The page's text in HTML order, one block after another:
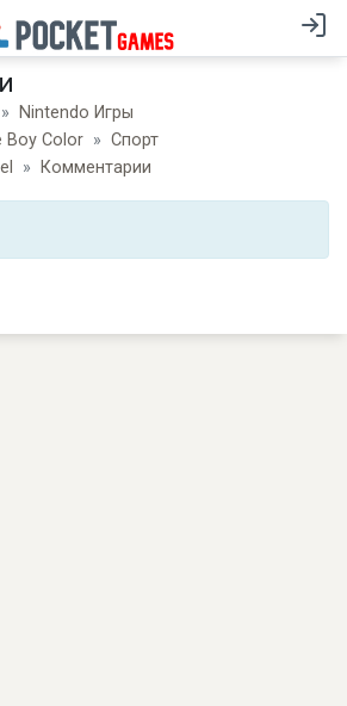
Nintendo Игры
Boy Color
Спорт
Комментарии